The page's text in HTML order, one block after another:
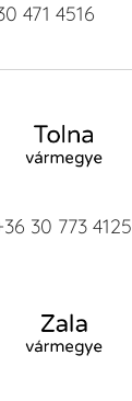
471 4516
30 773 4125